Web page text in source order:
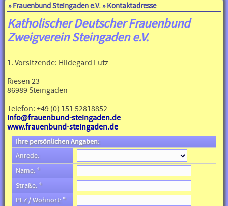
»Frauenbund Steingaden e.V. » Kontaktadresse
Katholischer Deutscher Frauenbund
Zweigverein Steingaden e.V.
1. Vorsitzende: Hildegard Lutz
Riesen 23
86989 Steingaden
Telefon: +49 (0) 151 52818852
info@frauenbund-steingaden.de
www.frauenbund-steingaden.de
Ihre persönlichen Angaben:
Anrede:
Name: ✲
Straße: ✲
PLZ / Wohnort: ✲